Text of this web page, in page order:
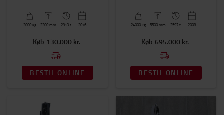
Elektrisk (1)
Byggehøjde
(6)
3000 kg 3300 mm 2913 t 2016
Køb 130.000 kr.
BESTIL ONLINE
24000 kg 5500 mm 3597 t 2008
Køb 695.000 kr.
BESTIL ONLINE